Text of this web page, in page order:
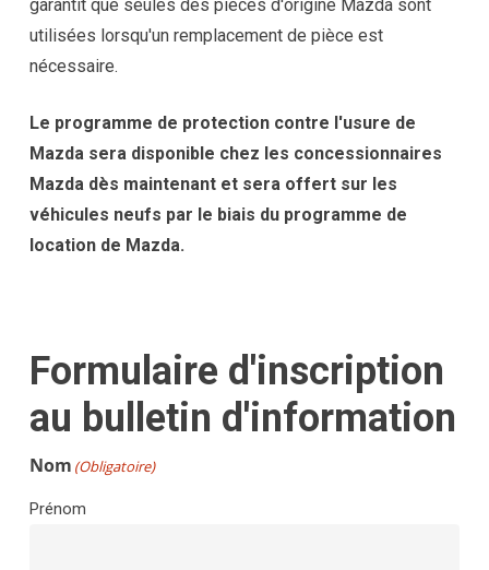
garantit que seules des pièces d'origine Mazda sont
utilisées lorsqu'un remplacement de pièce est
nécessaire.
Le programme de protection contre l'usure de
Mazda sera disponible chez les concessionnaires
Mazda dès maintenant et sera offert sur les
véhicules neufs par le biais du programme de
location de Mazda.
Formulaire d'inscription
au bulletin d'information
Nom (Obligatoire)
Prénom